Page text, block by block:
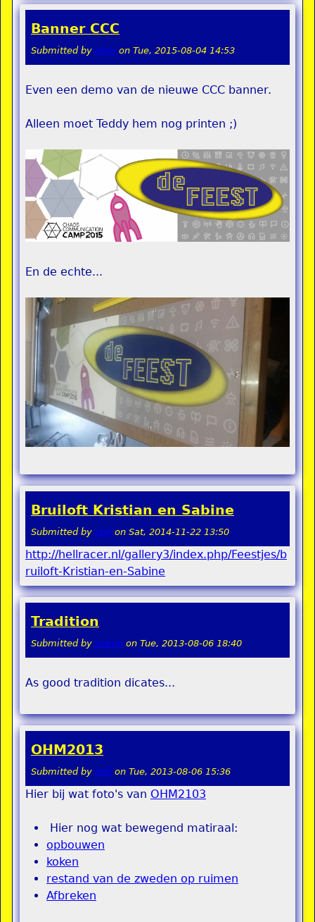
Banner CCC
Submitted by remi on Tue, 2015-08-04 14:53
Even een demo van de nieuwe CCC banner.
Alleen moet Teddy hem nog printen ;)
En de echte...
Bruiloft Kristian en Sabine
Submitted by stel on Sat, 2014-11-22 13:50
http://hellracer.nl/gallery3/index.php/Feestjes/b
ruiloft-Kristian-en-Sabine
Tradition
Submitted by pokon on Tue, 2013-08-06 18:40
As good tradition dicates...
OHM2013
Submitted by stel on Tue, 2013-08-06 15:36
Hier bij wat foto's van OHM2103
Hier nog wat bewegend matiraal:
opbouwen
koken
restand van de zweden op ruimen
Afbreken